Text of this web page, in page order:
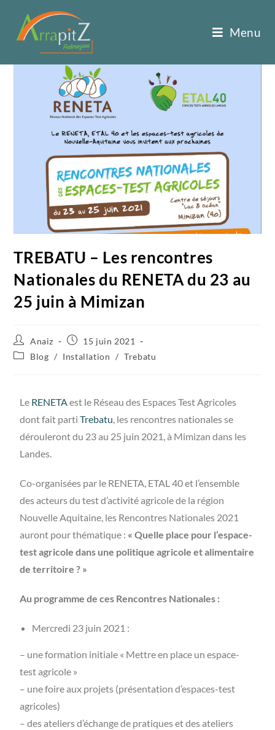
Menu
TREBATU – Les rencontres
Nationales du RENETA du 23 au
25 juin à Mimizan
Anaiz
15 juin 2021
Blog / Installation / Trebatu
Le RENETAest le Réseau des Espaces Test Agricoles
dont fait partiTrebatu, les rencontres nationales se
dérouleront du 23 au 25 juin 2021, à Mimizan dans les
Landes.
Co-organisées par le RENETA, ETAL 40 et l’ensemble
des acteurs du test d’activité agricole de la région
Nouvelle Aquitaine, les Rencontres Nationales 2021
auront pour thématique : « Quelle place pour l’espace-
test agricole dans une politique agricole et alimentaire
de territoire ? »
Au programme de ces Rencontres Nationales :
Mercredi 23 juin 2021 :
– une formation initiale « Mettre en place un espace-
test agricole »
– une foire aux projets (présentation d’espaces-test
agricoles)
– des ateliers d’échange de pratiques et des ateliers